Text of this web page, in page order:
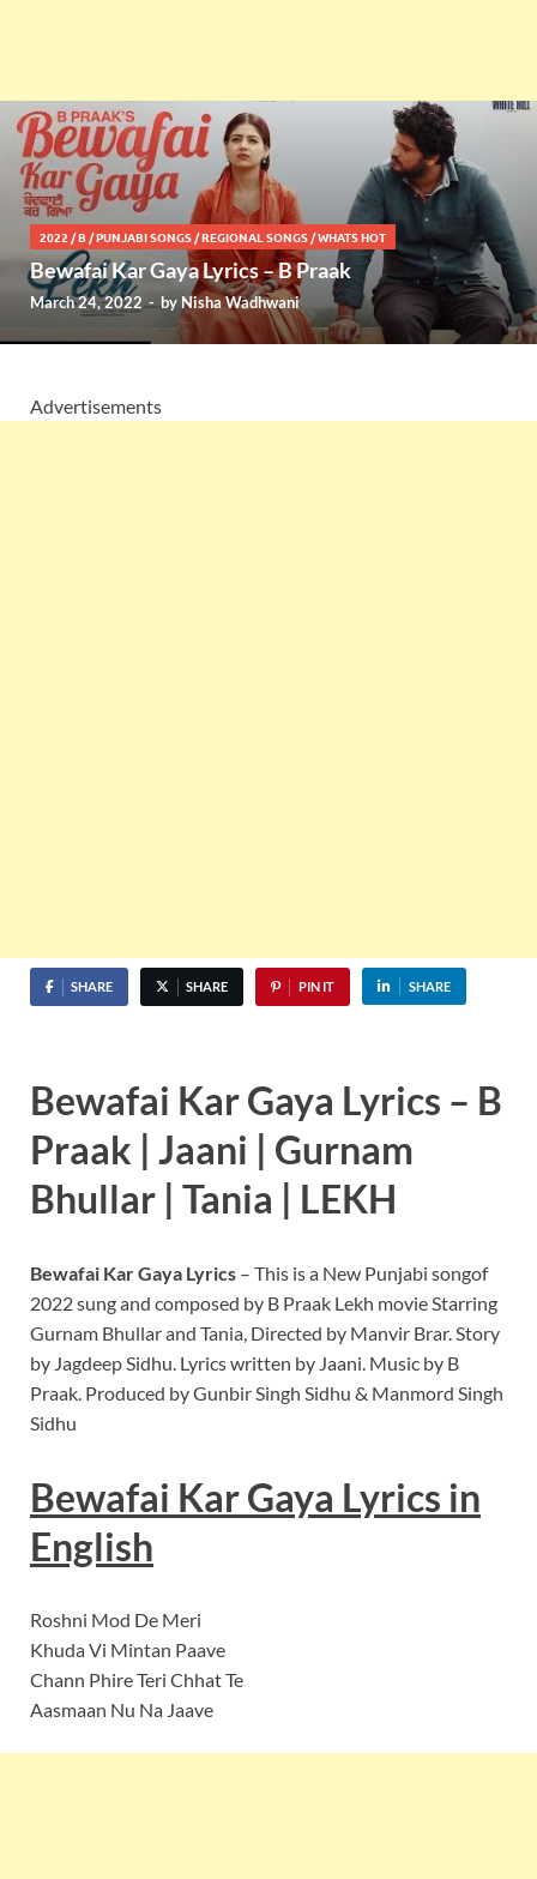
2022 /B /PUNJABI SONGS /REGIONAL SONGS /WHATS HOT
Bewafai Kar Gaya Lyrics – B Praak
March 24, 2022-by Nisha Wadhwani
Advertisements
SHARE SHARE PIN IT SHARE
Bewafai Kar Gaya Lyrics – B
Praak | Jaani | Gurnam
Bhullar | Tania | LEKH
Bewafai Kar Gaya Lyrics – This is a New Punjabi songof
2022 sung and composed by B Praak Lekh movie Starring
Gurnam Bhullar and Tania, Directed by Manvir Brar. Story
by Jagdeep Sidhu. Lyrics written by Jaani. Music by B
Praak. Produced by Gunbir Singh Sidhu & Manmord Singh
Sidhu
Bewafai Kar Gaya Lyrics in
English
Roshni Mod De Meri
Khuda Vi Mintan Paave
Chann Phire Teri Chhat Te
Aasmaan Nu Na Jaave